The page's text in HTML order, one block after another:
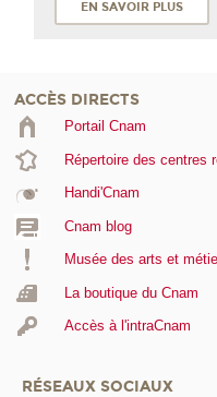
EN SAVOIR PLUS
ACCÈS DIRECTS
Portail Cnam
Répertoire des centres
Handi'Cnam
Cnam blog
Musée des arts et
La boutique du Cnam
Accès à l'intraCnam
RÉSEAUX SOCIAUX